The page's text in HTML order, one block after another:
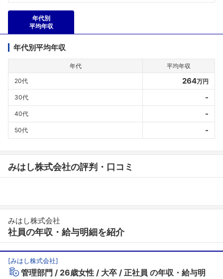
年代別
平均年収
年代別平均年収
年代
平均年収
20代
264万円
30代 -
40代 -
50代 -
みはし株式会社の評判・口コミ
みはし株式会社
社員の年収・給与明細を紹介
[みはし株式会社]
管理部門 26歳女性 大卒 正社員 の年収・給与明